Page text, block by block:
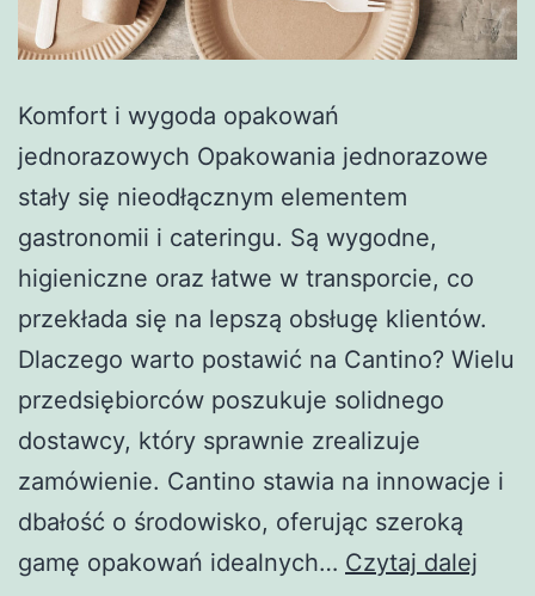
Komfort i wygoda opakowań
jednorazowych Opakowania jednorazowe
stały się nieodłącznym elementem
gastronomii i cateringu. Są wygodne,
higieniczne oraz łatwe w transporcie, co
przekłada się na lepszą obsługę klientów.
Dlaczego warto postawić na Cantino? Wielu
przedsiębiorców poszukuje solidnego
dostawcy, który sprawnie zrealizuje
zamówienie. Cantino stawia na innowacje i
dbałość o środowisko, oferując szeroką
gamę opakowań idealnych… Czytaj dalej